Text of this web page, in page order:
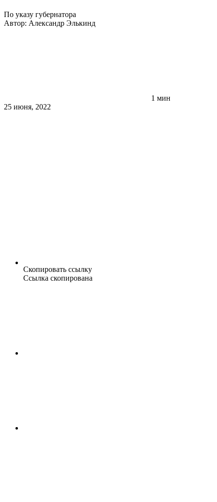
По указу губернатора
Автор: Александр Элькинд
1 мин
25 июня, 2022
Скопировать ссылку
Ссылка скопирована